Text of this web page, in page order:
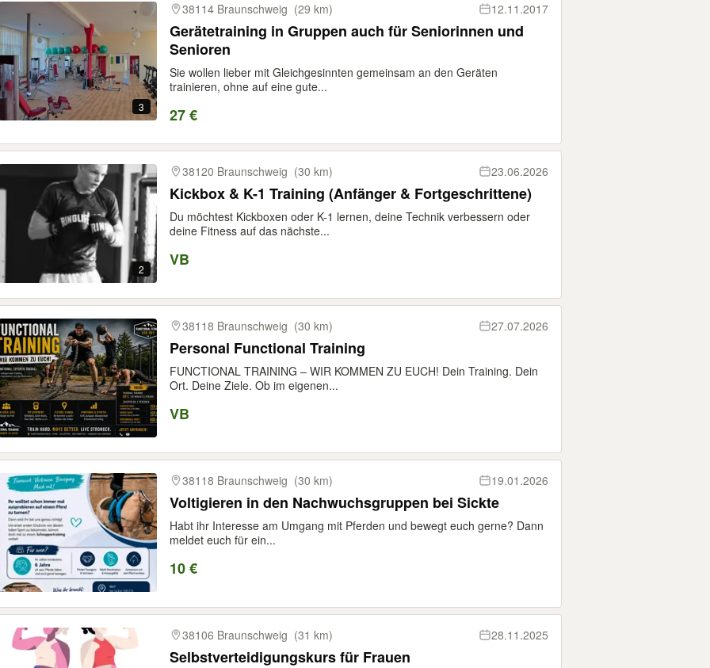
3
38114 Braunschweig (29 km) 12.11.2017
Gerätetraining in Gruppen auch für Seniorinnen und
Senioren
Sie wollen lieber mit Gleichgesinnten gemeinsam an den Geräten
trainieren, ohne auf eine gute...
27 €
2
38120 Braunschweig (30 km) 23.06.2026
Kickbox & K-1 Training (Anfänger & Fortgeschrittene)
Du möchtest Kickboxen oder K-1 lernen, deine Technik verbessern oder
deine Fitness auf das nächste...
VB
38118 Braunschweig (30 km) 27.07.2026
Personal Functional Training
FUNCTIONAL TRAINING – WIR KOMMEN ZU EUCH! Dein Training. Dein
Ort. Deine Ziele. Ob im eigenen...
VB
38118 Braunschweig (30 km) 19.01.2026
Voltigieren in den Nachwuchsgruppen bei Sickte
Habt ihr Interesse am Umgang mit Pferden und bewegt euch gerne? Dann
meldet euch für ein...
10 €
38106 Braunschweig (31 km) 28.11.2025
Selbstverteidigungskurs für Frauen